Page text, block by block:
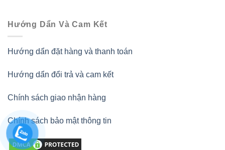
Hướng Dẩn Và Cam Kết
Hướng dẩn đặt hàng và thanh toán
Hướng dẩn đổi trả và cam kết
Chính sách giao nhận hàng
Chính sách bảo mật thông tin